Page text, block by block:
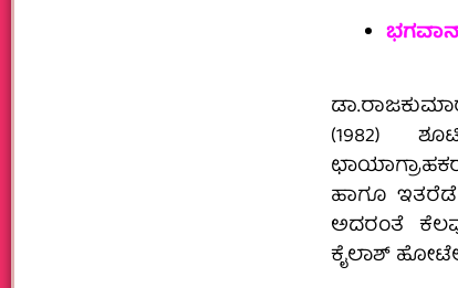
(1982)
ಹಾಗೂ ಇತರೆಡೆ
ಅದರಂತೆ
ಕೈಲಾಶ್